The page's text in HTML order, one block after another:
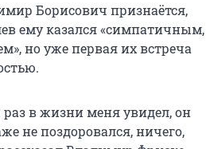
Борисович признаётся,
ему казался «симпатичным,
но уже первая их встреча
в жизни меня увидел, он
не поздоровался, ничего,